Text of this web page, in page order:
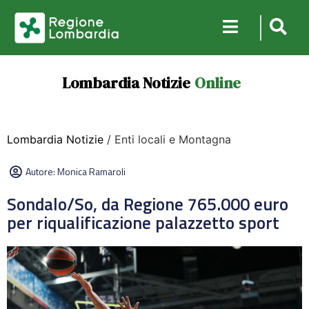
Lombardia Notizie Online
Lombardia Notizie / Enti locali e Montagna
Autore:Monica Ramaroli
Sondalo/So, da Regione 765.000 euro
per riqualificazione palazzetto sport